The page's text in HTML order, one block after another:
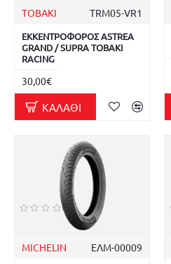
TOBAKI TRM05-VR1
ΕΚΚΕΝΤΡΟΦΟΡΟΣ ASTREA
GRAND / SUPRA TOBAKI
RACING
30,00€
ΚΑΛΆΘΙ
MICHELIN ΕΛΜ-00009